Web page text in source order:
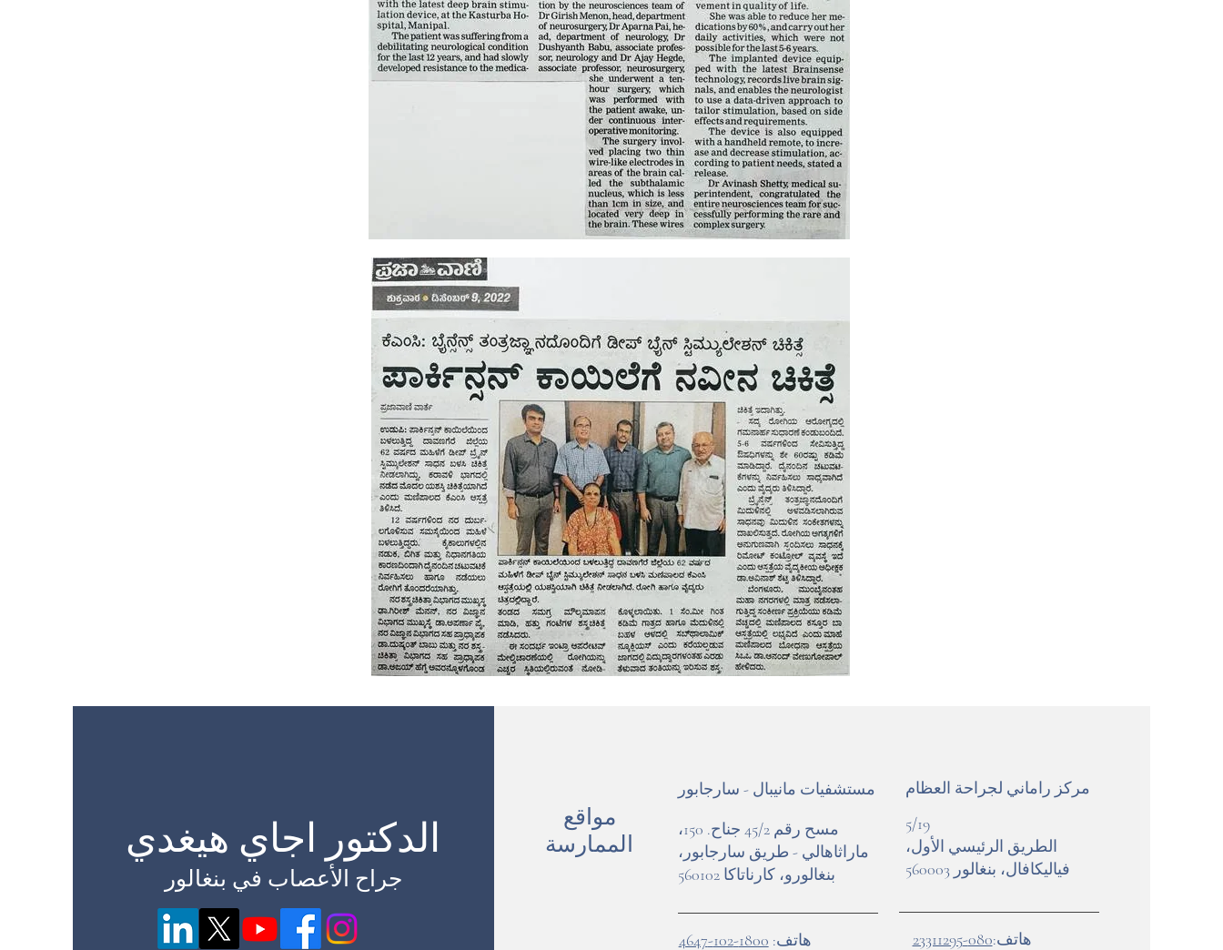
الدكتور اجاي هيغدي
جراح الأعصاب في بنغالور
مواقع
الممارسة
مستشفيات مانيبال - سارجابور
مسح رقم 45/2 جناح. 150،
ماراثاهالي - طريق سارجابور،
بنغالورو، كارناتاكا 560102
هاتف: 1800-102-4647
مركز راماني لجراحة العظام
5/19
الطريق الرئيسي الأول،
فياليكافال، بنغالور 560003
هاتف:080-23311295